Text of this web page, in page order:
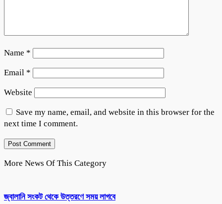
Name *
Email *
Website
Save my name, email, and website in this browser for the
next time I comment.
More News Of This Category
জ্বালানি সংকট থেকে উত্তরণে সময় লাগবে